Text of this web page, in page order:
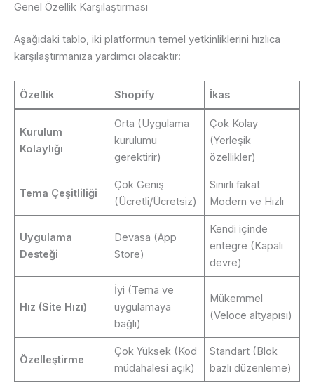
Genel Özellik Karşılaştırması
Aşağıdaki tablo, iki platformun temel yetkinliklerini hızlıca
karşılaştırmanıza yardımcı olacaktır:
Özellik Shopify İkas
Kurulum
Kolaylığı
Orta (Uygulama
kurulumu
gerektirir)
Çok Kolay
(Yerleşik
özellikler)
Tema Çeşitliliği
Çok Geniş
(Ücretli/Ücretsiz)
Sınırlı fakat
Modern ve Hızlı
Uygulama
Desteği
Devasa (App
Store)
Kendi içinde
entegre (Kapalı
devre)
Hız (Site Hızı)
İyi (Tema ve
uygulamaya
bağlı)
Mükemmel
(Veloce altyapısı)
Özelleştirme
Çok Yüksek (Kod
müdahalesi açık)
Standart (Blok
bazlı düzenleme)